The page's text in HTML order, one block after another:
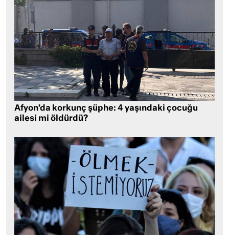
Afyon’da korkunç şüphe: 4 yaşındaki çocuğu
ailesi mi öldürdü?